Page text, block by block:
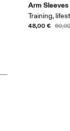
Arm Sleeves
Training,
48,00 €